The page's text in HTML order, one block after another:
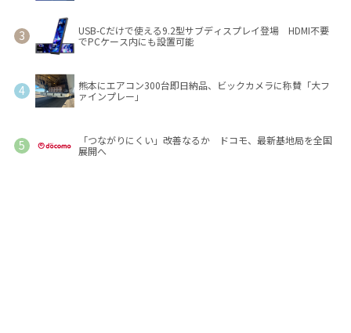
USB-Cだけで使える9.2型サブディスプレイ登場 HDMI不要
でPCケース内にも設置可能
熊本にエアコン300台即日納品、ビックカメラに称賛「大フ
ァインプレー」
「つながりにくい」改善なるか ドコモ、最新基地局を全国
展開へ